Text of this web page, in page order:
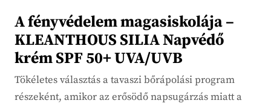
A fényvédelem magasiskolája –
KLEANTHOUS SILIA Napvédő
krém SPF 50+ UVA/UVB
Tökéletes választás a tavaszi bőrápolási program
részeként, amikor az erősödő napsugárzás miatt a